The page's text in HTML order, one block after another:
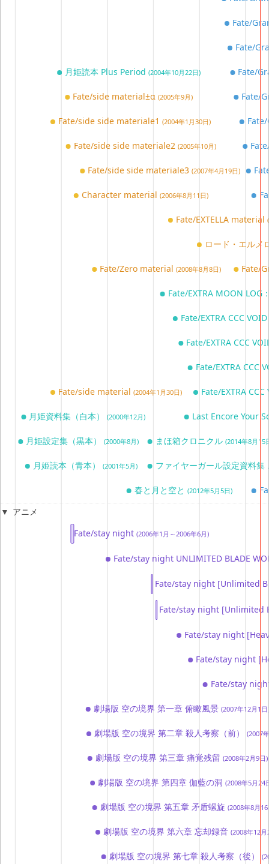
月姫設定集（黒本）(2000年8月)
月姫資料集（白本）(2000年12月)
月姫読本（青本） (2001年5月)
月姫読本 Plus Period(2004年10月22日)
Fate/side material (2004年1月30日)
Fate/side material±α(2005年9月)
Fate/side side materiale1 (2004年1月30日)
Fate/side side materiale2 (2005年10月)
Fate/side side materiale3(2007年4月19日)
Character material (2006年8月11日)
Fate/Zero material(2008年8月8日)
Fate/
Fate/
Fate/
Fate/
Fate/EXTELLA material
ロード・エル
Fate/
Fate/EXTRA MOON
Fate/EXTRA CCC
Fate/EXTRA CCC
Fate/EXTRA CCC
Fate/EXTRA
Last Encore Your
まほ箱クロニクル (2014年8月15
ファイヤーガール設定資料
春と月と空と (2012年5月5日)
Fate/stay night(2006年1月～2006年6月)
Fate/stay night UNLIMITED BLADE
Fate/stay night [Unlimited
Fate/stay night [Unlimited
Fate/stay night
Fate/stay night
Fate/stay
劇場版 空の境界 第一章 俯瞰風景 (2007年12月1日)
劇場版 空の境界 第二章 殺人考察（前） (2007
劇場版 空の境界 第三章 痛覚残留 (2008年2月9日)
劇場版 空の境界 第四章 伽藍の洞(2008年5月24
劇場版 空の境界 第五章 矛盾螺旋 (2008年8月16
劇場版 空の境界 第六章 忘却録音 (2008年12月
劇場版 空の境界 第七章 殺人考察（後）
アニメ